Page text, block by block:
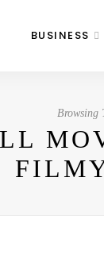
BUSINESS
Browsing